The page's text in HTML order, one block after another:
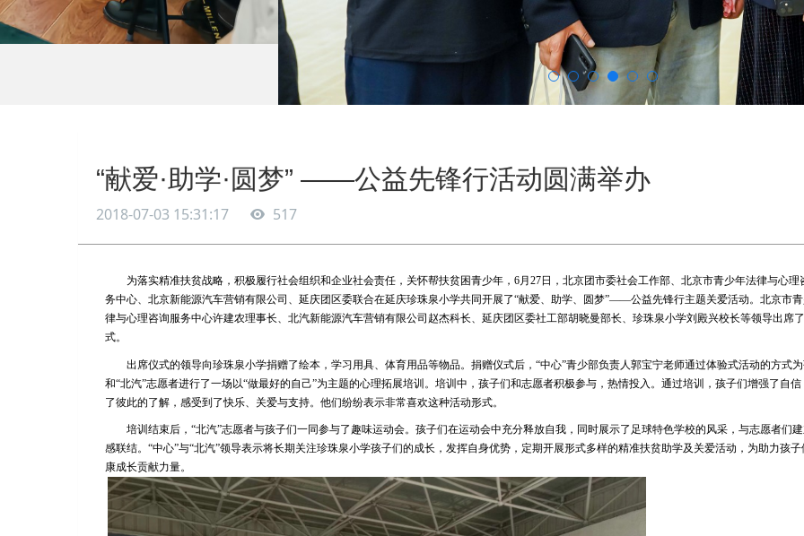
活动
“献爱·助学·圆梦” ——公益先锋行活动圆满举办
为落实精准扶贫战略，积极履行社会组织和企业社会责任，关怀帮扶贫困青少年，6月27日，北京团市委社会工作部、北京市青少年法律与心理
务中心、北京新能源汽车营销有限公司、延庆团区委联合在延庆珍珠泉小学共同开展了“献爱、助学、圆梦”——公益先锋行主题关爱活动。北京市青
律与心理咨询服务中心许建农理事长、北汽新能源汽车营销有限公司赵杰科长、延庆团区委社工部胡晓曼部长、珍珠泉小学刘殿兴校长等领导出席
式。
出席仪式的领导向珍珠泉小学捐赠了绘本，学习用具、体育用品等物品。捐赠仪式后，“中心”青少部负责人郭宝宁老师通过体验式活动的方式为
和“北汽”志愿者进行了一场以“做最好的自己”为主题的心理拓展培训。培训中，孩子们和志愿者积极参与，热情投入。通过培训，孩子们增强了自
了彼此的了解，感受到了快乐、关爱与支持。他们纷纷表示非常喜欢这种活动形式。
培训结束后，“北汽”志愿者与孩子们一同参与了趣味运动会。孩子们在运动会中充分释放自我，同时展示了足球特色学校的风采，与志愿者们建
感联结。“中心”与“北汽”领导表示将长期关注珍珠泉小学孩子们的成长，发挥自身优势，定期开展形式多样的精准扶贫助学及关爱活动，为助力孩子
康成长贡献力量。